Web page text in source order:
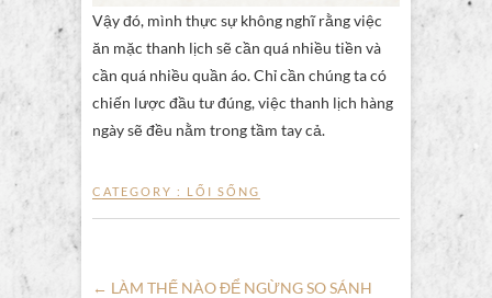
Vậy đó, mình thực sự không nghĩ rằng việc
ăn mặc thanh lịch sẽ cần quá nhiều tiền và
cần quá nhiều quần áo. Chỉ cần chúng ta có
chiến lược đầu tư đúng, việc thanh lịch hàng
ngày sẽ đều nằm trong tầm tay cả.
CATEGORY : LỐI SỐNG
← LÀM THẾ NÀO ĐỂ NGỪNG SO SÁNH